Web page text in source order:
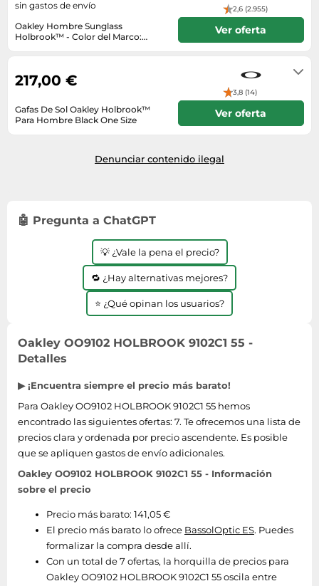
Oakley Hombre Sunglass
Holbrook™ - Color del Marco:
2,6 (2.955)
sin gastos de envío
Ver oferta
Gafas De Sol Oakley Holbrook™
Para Hombre Black One Size
3,8 (14)
217,00 €
Ver oferta
Denunciar contenido ilegal
🤖 Pregunta a ChatGPT
💡 ¿Vale la pena el precio?
🔁 ¿Hay alternativas mejores?
⭐ ¿Qué opinan los usuarios?
Oakley OO9102 HOLBROOK 9102C1 55 -
Detalles
▶ ¡Encuentra siempre el precio más barato!
Para Oakley OO9102 HOLBROOK 9102C1 55 hemos
encontrado las siguientes ofertas: 7. Te ofrecemos una lista de
precios clara y ordenada por precio ascendente. Es posible
que se apliquen gastos de envío adicionales.
Oakley OO9102 HOLBROOK 9102C1 55 - Información
sobre el precio
Precio más barato: 141,05 €
El precio más barato lo ofrece BassolOptic ES. Puedes
formalizar la compra desde allí.
Con un total de 7 ofertas, la horquilla de precios para
Oakley OO9102 HOLBROOK 9102C1 55 oscila entre